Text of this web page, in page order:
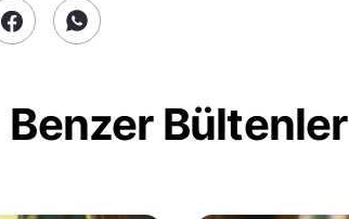
Benzer Bültenler